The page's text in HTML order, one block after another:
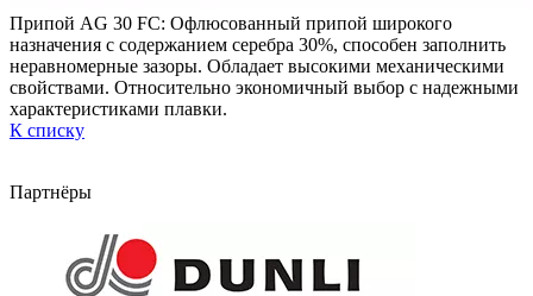
Припой AG 30 FC: Офлюсованный припой широкого
назначения с содержанием серебра 30%, способен заполнить
неравномерные зазоры. Обладает высокими механическими
свойствами. Относительно экономичный выбор с надежными
характеристиками плавки.
К списку
Партнёры